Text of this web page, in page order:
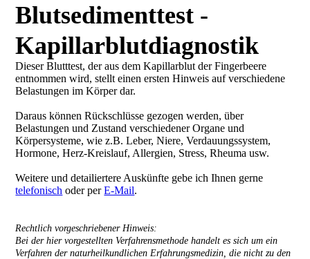
Blutsedimenttest -
Kapillarblutdiagnostik
Dieser Blutttest, der aus dem Kapillarblut der Fingerbeere
entnommen wird, stellt einen ersten Hinweis auf verschiedene
Belastungen im Körper dar.
Daraus können Rückschlüsse gezogen werden, über
Belastungen und Zustand verschiedener Organe und
Körpersysteme, wie z.B. Leber, Niere, Verdauungssystem,
Hormone, Herz-Kreislauf, Allergien, Stress, Rheuma usw.
Weitere und detailiertere Auskünfte gebe ich Ihnen gerne
telefonisch oder perE-Mail.
Rechtlich vorgeschriebener Hinweis:
Bei der hier vorgestellten Verfahrensmethode handelt es sich um ein
Verfahren der naturheilkundlichen Erfahrungsmedizin, die nicht zu den